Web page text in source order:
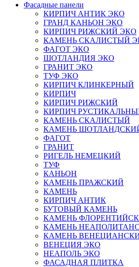
Фасадные панели
КИРПИЧ АНТИК ЭКО
ГРАНД КАНЬОН ЭКО
КИРПИЧ РИЖСКИЙ ЭКО
КАМЕНЬ СКАЛИСТЫЙ
ФАГОТ ЭКО
ШОТЛАНДИЯ ЭКО
ГРАНИТ ЭКО
ТУФ ЭКО
КИРПИЧ КЛИНКЕРНЫЙ
КИРПИЧ
КИРПИЧ РИЖСКИЙ
КИРПИЧ
КАМЕНЬ СКАЛИСТЫЙ
КАМЕНЬ
ФАГОТ
ГРАНИТ
РИГЕЛЬ НЕМЕЦКИЙ
ТУФ
КАНЬОН
КАМЕНЬ ПРАЖСКИЙ
КАМЕНЬ
КИРПИЧ АНТИК
БУТОВЫЙ КАМЕНЬ
КАМЕНЬ
КАМЕНЬ
КАМЕНЬ
ВЕНЕЦИЯ ЭКО
НЕАПОЛЬ ЭКО
ФАСАДНАЯ ПЛИТКА